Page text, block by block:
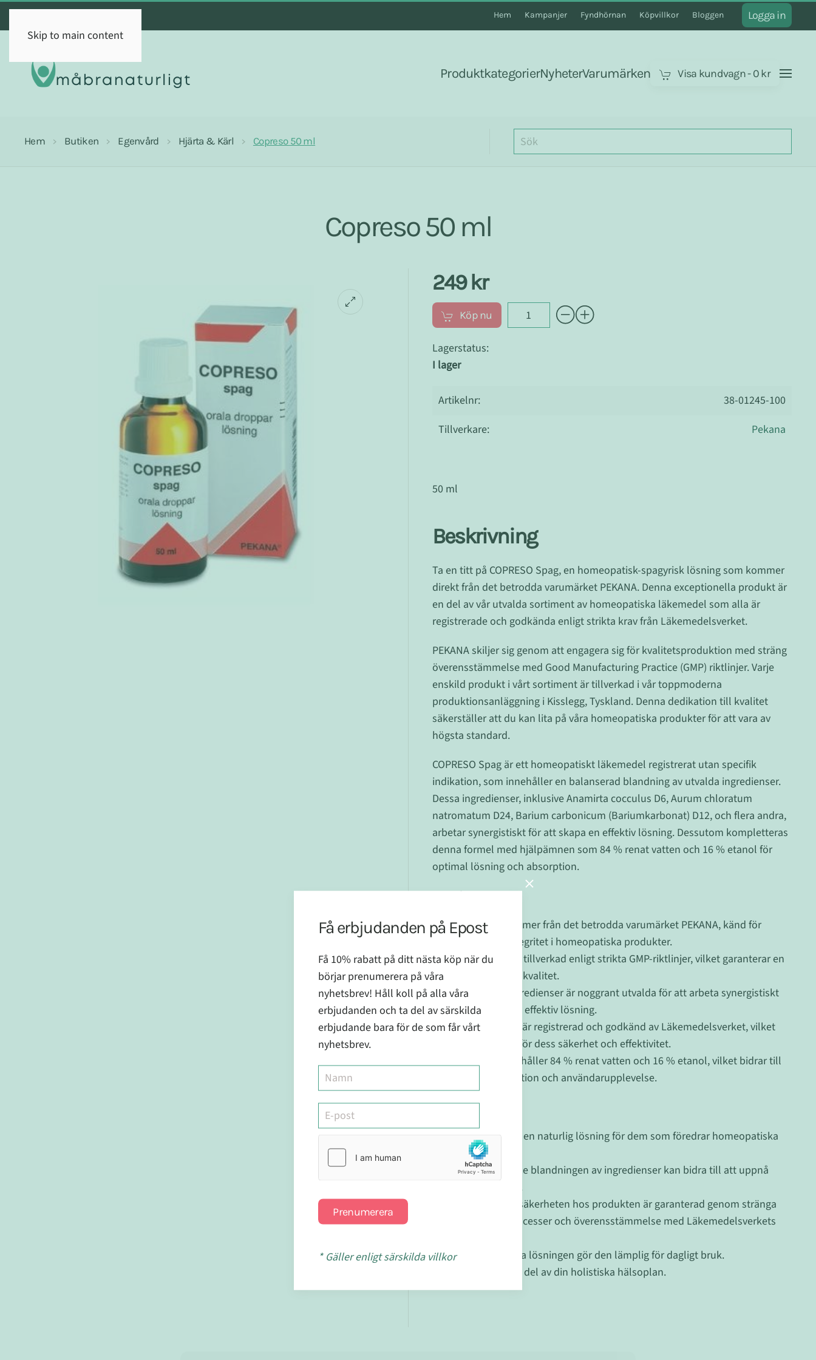
Skip to main content
Hem Kampanjer Fyndhörnan Köpvillkor Bloggen Logga in
ProduktkategorierNyheterVarumärken Visa kundvagn-0 kr
Hem Butiken Egenvård Hjärta & Kärl Copreso 50 ml
Copreso 50 ml
249 kr
Köp nu
Lagerstatus:
I lager
Artikelnr:
38-01245-100
Tillverkare:
Pekana
50 ml
Beskrivning
Ta en titt på COPRESO Spag, en homeopatisk-spagyrisk lösning som kommer
direkt från det betrodda varumärket PEKANA. Denna exceptionella produkt är
en del av vår utvalda sortiment av homeopatiska läkemedel som alla är
registrerade och godkända enligt strikta krav från Läkemedelsverket.
PEKANA skiljer sig genom att engagera sig för kvalitetsproduktion med sträng
överensstämmelse med Good Manufacturing Practice (GMP) riktlinjer. Varje
enskild produkt i vårt sortiment är tillverkad i vår toppmoderna
produktionsanläggning i Kisslegg, Tyskland. Denna dedikation till kvalitet
säkerställer att du kan lita på våra homeopatiska produkter för att vara av
högsta standard.
COPRESO Spag är ett homeopatiskt läkemedel registrerat utan specifik
indikation, som innehåller en balanserad blandning av utvalda ingredienser.
Dessa ingredienser, inklusive Anamirta cocculus D6, Aurum chloratum
natromatum D24, Barium carbonicum (Bariumkarbonat) D12, och flera andra,
arbetar synergistiskt för att skapa en effektiv lösning. Dessutom kompletteras
denna formel med hjälpämnen som 84 % renat vatten och 16 % etanol för
optimal lösning och absorption.
Egenskaper:
Produkten kommer från det betrodda varumärket PEKANA, känd för
kvalitet och integritet i homeopatiska produkter.
Varje lösning är tillverkad enligt strikta GMP-riktlinjer, vilket garanterar en
produkt av hög kvalitet.
Produktens ingredienser är noggrant utvalda för att arbeta synergistiskt
för att skapa en effektiv lösning.
COPRESO Spag är registrerad och godkänd av Läkemedelsverket, vilket
ger förtroende för dess säkerhet och effektivitet.
Lösningen innehåller 84 % renat vatten och 16 % etanol, vilket bidrar till
optimal absorption och användarupplevelse.
Fördelar:
Tillhandahåller en naturlig lösning för dem som föredrar homeopatiska
alternativ.
Den balanserade blandningen av ingredienser kan bidra till att uppnå
önskat resultat.
Kvaliteten och säkerheten hos produkten är garanterad genom stränga
tillverkningsprocesser och överensstämmelse med Läkemedelsverkets
Den lättanvända lösningen gör den lämplig för dagligt bruk.
Det kan vara en del av din holistiska hälsoplan.
Få erbjudanden på Epost
Få 10% rabatt på ditt nästa köp när du
börjar prenumerera på våra
nyhetsbrev! Håll koll på alla våra
erbjudanden och ta del av särskilda
erbjudande bara för de som får vårt
nyhetsbrev.
Prenumerera
* Gäller enligt särskilda villkor